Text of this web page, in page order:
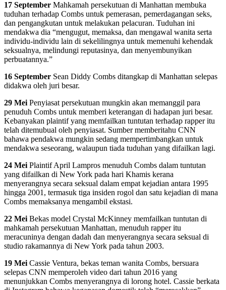
17 September Mahkamah persekutuan di Manhattan membuka
tuduhan terhadap Combs untuk pemerasan, pemerdagangan seks,
dan pengangkutan untuk melakukan pelacuran. Tuduhan ini
mendakwa dia “mengugut, memaksa, dan mengawal wanita serta
individu-individu lain di sekelilingnya untuk memenuhi kehendak
seksualnya, melindungi reputasinya, dan menyembunyikan
perbuatannya.”
16 September Sean Diddy Combs ditangkap di Manhattan selepas
didakwa oleh juri besar.
29 Mei Penyiasat persekutuan mungkin akan memanggil para
penuduh Combs untuk memberi keterangan di hadapan juri besar.
Kebanyakan plaintif yang memfailkan tuntutan terhadap rapper itu
telah ditemubual oleh penyiasat. Sumber memberitahu CNN
bahawa pendakwa mungkin sedang mempertimbangkan untuk
mendakwa seseorang, walaupun tiada tuduhan yang difailkan lagi.
24 Mei Plaintif April Lampros menuduh Combs dalam tuntutan
yang difailkan di New York pada hari Khamis kerana
menyerangnya secara seksual dalam empat kejadian antara 1995
hingga 2001, termasuk tiga insiden rogol dan satu kejadian di mana
Combs memaksanya mengambil ekstasi.
22 Mei Bekas model Crystal McKinney memfailkan tuntutan di
mahkamah persekutuan Manhattan, menuduh rapper itu
meracuninya dengan dadah dan menyerangnya secara seksual di
studio rakamannya di New York pada tahun 2003.
19 Mei Cassie Ventura, bekas teman wanita Combs, bersuara
selepas CNN memperoleh video dari tahun 2016 yang
menunjukkan Combs menyerangnya di lorong hotel. Cassie berkata